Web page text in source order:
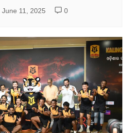
June 11, 2025 0